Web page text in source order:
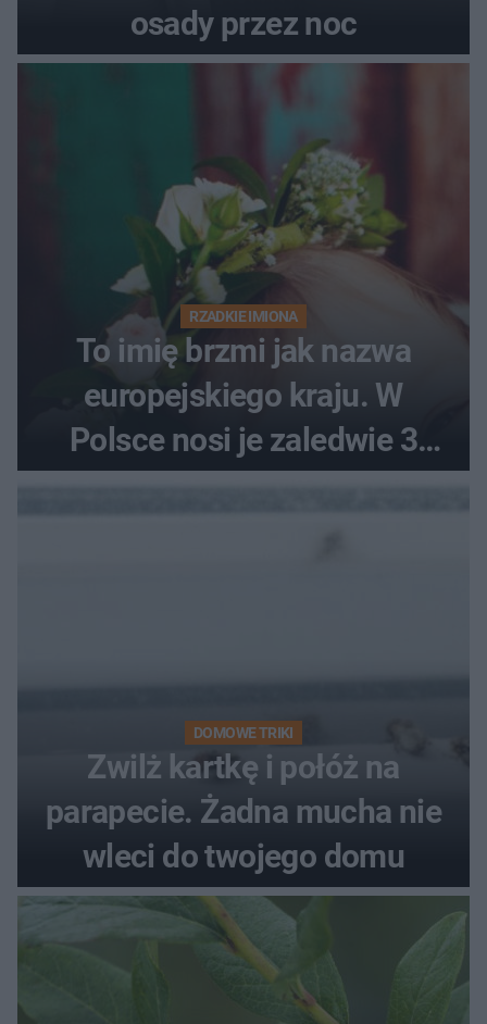
osady przez noc
RZADKIE IMIONA
To imię brzmi jak nazwa
europejskiego kraju. W
Polsce nosi je zaledwie 3
DOMOWE TRIKI
Zwilż kartkę i połóż na
parapecie. Żadna mucha nie
wleci do twojego domu